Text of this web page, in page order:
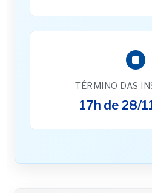
TÉRMINO DAS
17h de 28/